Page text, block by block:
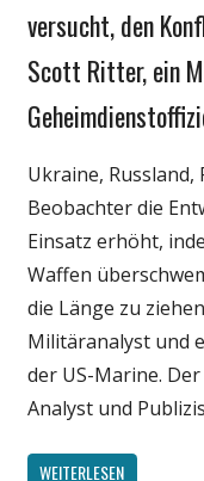
Wirtschaft
Wissenschaft
versucht, den
Scott Ritter, ein
Ukraine,
Beobachter die
Einsatz erhöht,
Waffen
die Länge zu
Militäranalyst und
der US-Marine.
Analyst und
WEITERLESEN